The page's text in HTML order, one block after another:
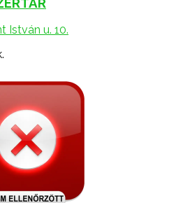
István u. 10.